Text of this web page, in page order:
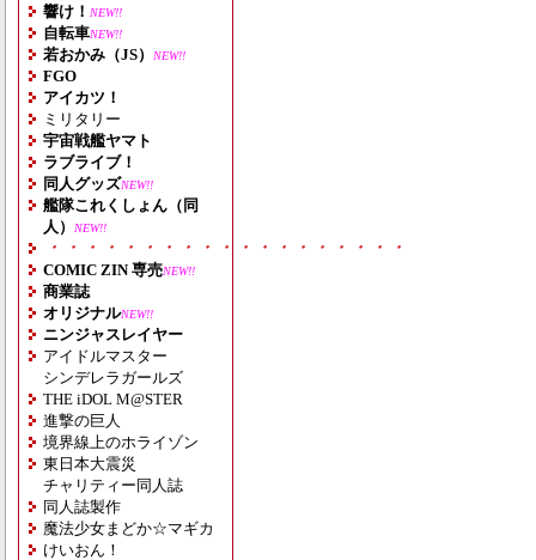
響け！ NEW!!
自転車NEW!!
若おかみ（JS） NEW!!
FGO
アイカツ！
ミリタリー
宇宙戦艦ヤマト
ラブライブ！
同人グッズNEW!!
艦隊これくしょん（同
人）
NEW!!
・・・・・・・・・・・・・・・・・・・
COMIC ZIN 専売NEW!!
商業誌
オリジナルNEW!!
ニンジャスレイヤー
アイドルマスター
シンデレラガールズ
THE iDOL M@STER
進撃の巨人
境界線上のホライゾン
東日本大震災
チャリティー同人誌
同人誌製作
魔法少女まどか☆マギカ
けいおん！